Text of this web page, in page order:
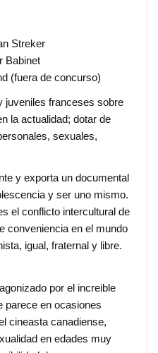
Streker
Babinet
(fuera de concurso)
juveniles franceses sobre
la actualidad; dotar de
sexuales,
y exporta un documental
y ser uno mismo.
el conflicto intercultural de
conveniencia en el mundo
igual, fraternal y libre.
por el increible
parece en ocasiones
cineasta canadiense,
en edades muy